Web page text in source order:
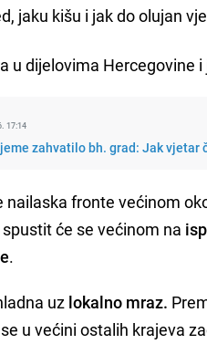
jaku kišu i jak do olujan
u dijelovima Hercegovine
17:14
zahvatilo bh. grad: Jak vjetar
nailaska fronte većinom
će se većinom na
.
uz lokalno mraz.
u većini ostalih krajeva